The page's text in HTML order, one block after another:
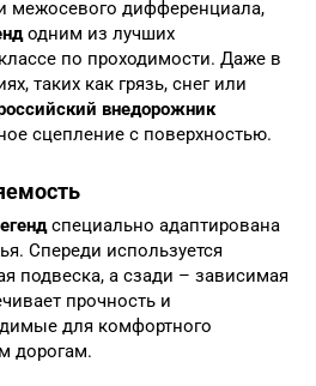
межосевого дифференциала,
одним из лучших
по проходимости. Даже в
таких как грязь, снег или
внедорожник
сцепление с поверхностью.
специально адаптирована
Спереди используется
подвеска, а сзади – зависимая
прочность и
для комфортного
дорогам.